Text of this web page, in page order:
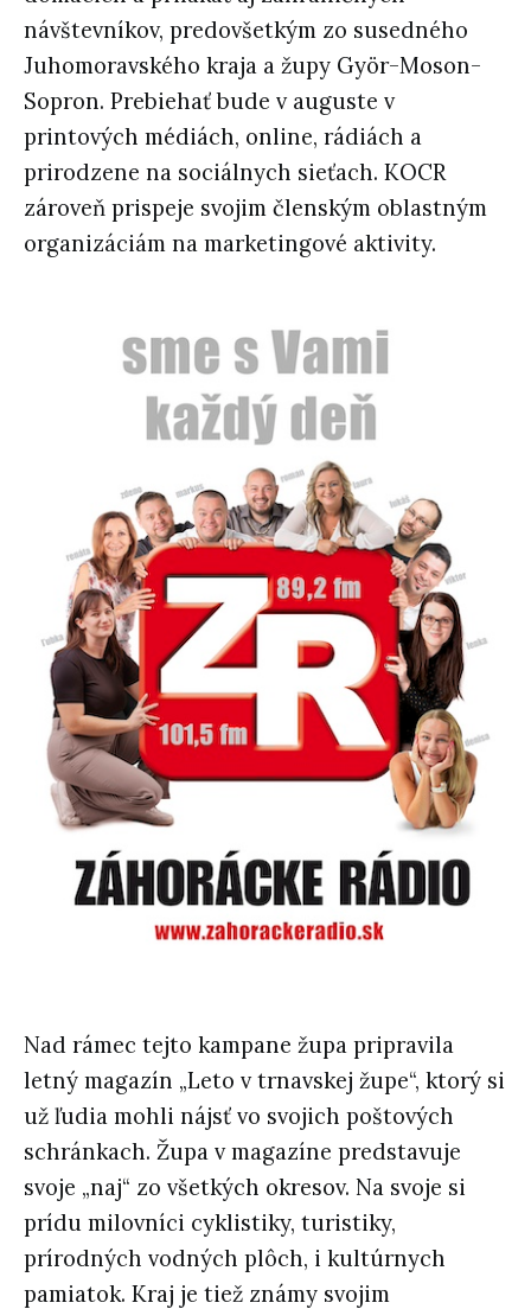
návštevníkov, predovšetkým zo susedného
Juhomoravského kraja a župy Györ-Moson-
Sopron. Prebiehať bude v auguste v
printových médiách, online, rádiách a
prirodzene na sociálnych sieťach. KOCR
zároveň prispeje svojim členským oblastným
organizáciám na marketingové aktivity.
Nad rámec tejto kampane župa pripravila
letný magazín „Leto v trnavskej župe“, ktorý si
už ľudia mohli nájsť vo svojich poštových
schránkach. Župa v magazíne predstavuje
svoje „naj“ zo všetkých okresov. Na svoje si
prídu milovníci cyklistiky, turistiky,
prírodných vodných plôch, i kultúrnych
pamiatok. Kraj je tiež známy svojim